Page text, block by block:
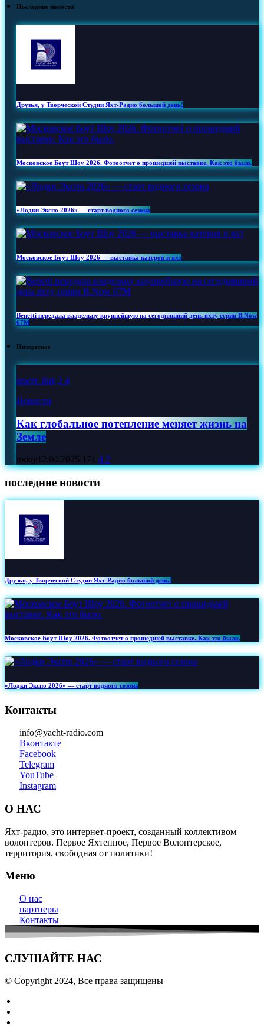
Последние новости
Друзья, у Творческой Студии Яхт‑Радио большой день!
Московское Боут Шоу 2026. Фотоотчет о прошедшей выставке. Как это было.
«Лодки Экспо 2026» — старт водного сезона
Московское Боут Шоу 2026 — выставка катеров и яхт
Benetti передала владельцу крупнейшую на сегодняшний день яхту серии B.Now
67M
Интересное
insert_link 2 4
Новости
Как глобальное потепление меняет жизнь на
Земле
today12.04.2025 171 4 2
последние новости
Друзья, у Творческой Студии Яхт‑Радио большой день!
Московское Боут Шоу 2026. Фотоотчет о прошедшей выставке. Как это было.
«Лодки Экспо 2026» — старт водного сезона
Контакты
info@yacht-radio.com
Вконтакте
Facebook
Telegram
YouTube
Instagram
О НАС
Яхт-радио, это интернет-проект, созданный коллективом
волонтеров. Первое Яхтенное, Первое Волонтерское,
территория, свободная от политики!
Меню
О нас
партнеры
Контакты
СЛУШАЙТЕ НАС
© Copyright 2024, Все права защищены